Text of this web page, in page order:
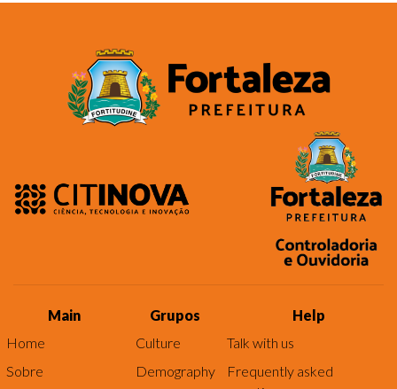
Main
Home
Sobre
Grupos
Culture
Demography
Help
Talk with us
Frequently asked